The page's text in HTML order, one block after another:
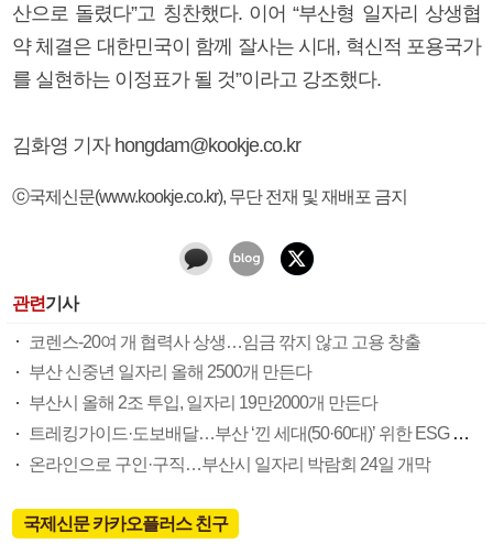
산으로 돌렸다”고 칭찬했다. 이어 “부산형 일자리 상생협
약 체결은 대한민국이 함께 잘사는 시대, 혁신적 포용국가
를 실현하는 이정표가 될 것”이라고 강조했다.
김화영 기자 hongdam@kookje.co.kr
ⓒ국제신문(www.kookje.co.kr), 무단 전재 및 재배포 금지
관련기사
코렌스-20여 개 협력사 상생…임금 깎지 않고 고용 창출
부산 신중년 일자리 올해 2500개 만든다
부산시 올해 2조 투입, 일자리 19만2000개 만든다
트레킹가이드·도보배달…부산 ‘낀 세대(50·60대)’ 위한 ESG 일자리도
온라인으로 구인·구직…부산시 일자리 박람회 24일 개막
국제신문 카카오플러스 친구